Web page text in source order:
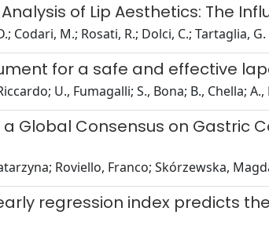
of Lip Aesthetics: The
Codari, M.; Rosati, R.; Dolci, C.; Tartaglia,
for a safe and effective
U., Fumagalli; S., Bona; B., Chella;
a Global Consensus on Gastric
Roviello, Franco; Skórzewska,
regression index predicts